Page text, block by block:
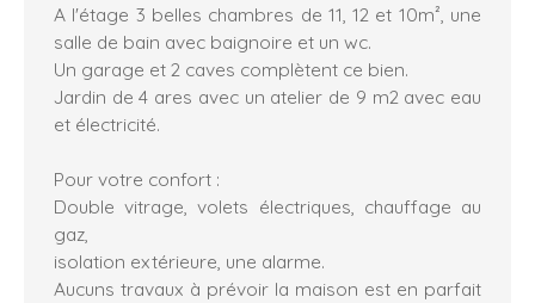
A l'étage 3 belles chambres de 11, 12 et 10m², une
salle de bain avec baignoire et un wc.
Un garage et 2 caves complètent ce bien.
Jardin de 4 ares avec un atelier de 9 m2 avec eau
et électricité.
Pour votre confort :
Double vitrage, volets électriques, chauffage au
gaz,
isolation extérieure, une alarme.
Aucuns travaux à prévoir la maison est en parfait